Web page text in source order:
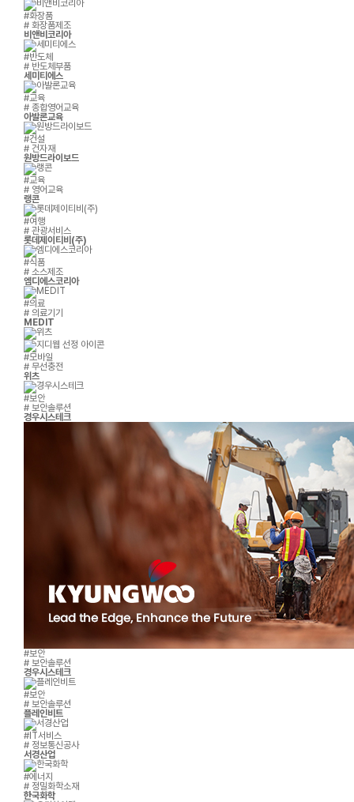
#화장품
# 화장품제조
비앤비코리아
#반도체
# 반도체부품
세미티에스
#교육
# 종합영어교육
아발론교육
#건설
# 건자재
원방드라이보드
#교육
# 영어교육
랭콘
#여행
# 관광서비스
롯데제이티비(주)
#식품
# 소스제조
엠디에스코리아
#의료
# 의료기기
MEDIT
#모바일
# 무선충전
위츠
#보안
# 보안솔루션
경우시스테크
#보안
# 보안솔루션
경우시스테크
#보안
# 보안솔루션
플레인비트
#IT서비스
# 정보통신공사
서경산업
#에너지
# 정밀화학소재
한국화학